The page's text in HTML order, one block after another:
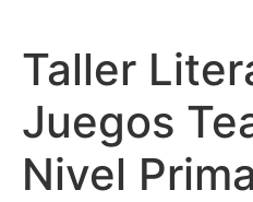
Taller
Juegos
Nivel